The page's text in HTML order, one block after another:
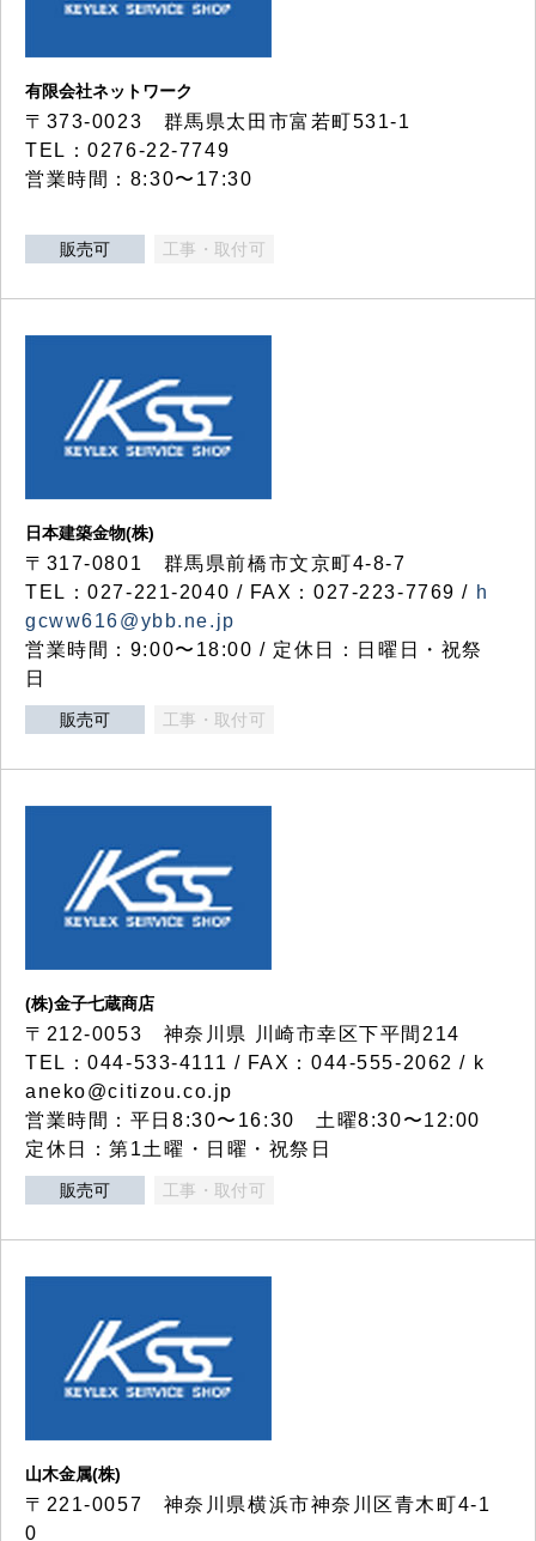
有限会社ネットワーク
〒373-0023 群馬県太田市富若町531-1
TEL：0276-22-7749
営業時間：8:30〜17:30
販売可 工事・取付可
日本建築金物(株)
〒317‐0801 群馬県前橋市文京町4-8-7
TEL：027-221-2040 / FAX：027-223-7769 / h
gcww616@ybb.ne.jp
営業時間：9:00〜18:00 / 定休日：日曜日・祝祭
日
販売可 工事・取付可
(株)金子七蔵商店
〒212-0053 神奈川県 川崎市幸区下平間214
TEL：044-533-4111 / FAX：044-555-2062 / k
aneko@citizou.co.jp
営業時間：平日8:30〜16:30 土曜8:30〜12:00
定休日：第1土曜・日曜・祝祭日
販売可 工事・取付可
山木金属(株)
〒221-0057 神奈川県横浜市神奈川区青木町4-1
0